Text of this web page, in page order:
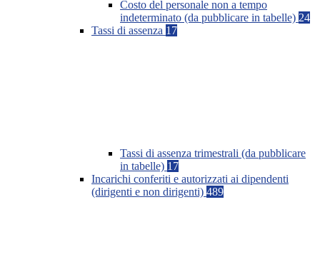
Costo del personale non a tempo
indeterminato (da pubblicare in tabelle) 24
Tassi di assenza 17
Tassi di assenza trimestrali (da pubblicare
in tabelle) 17
Incarichi conferiti e autorizzati ai dipendenti
(dirigenti e non dirigenti) 489